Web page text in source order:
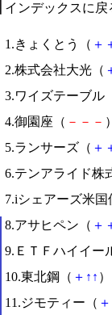
インデックスに戻
1.きょくとう（ ＋
2.株式会社大光（
3.ワイズテーブル
4.御園座（ － － －
5.ランサーズ（ ＋
6.テンアライド株
7.iシェアーズ米
8.アサヒペン（ ＋
9.ＥＴＦハイイー
10.東北鋼（ ＋ ↑ ↑
11.ジモティー（ ＋